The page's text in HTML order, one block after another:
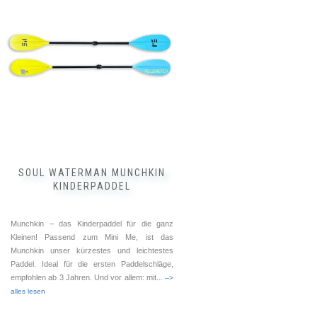
SOUL WATERMAN MUNCHKIN
KINDERPADDEL
Munchkin – das Kinderpaddel für die ganz
Kleinen! Passend zum Mini Me, ist das
Munchkin unser kürzestes und leichtestes
Paddel. Ideal für die ersten Paddelschläge,
empfohlen ab 3 Jahren. Und vor allem: mit... -->
alles lesen